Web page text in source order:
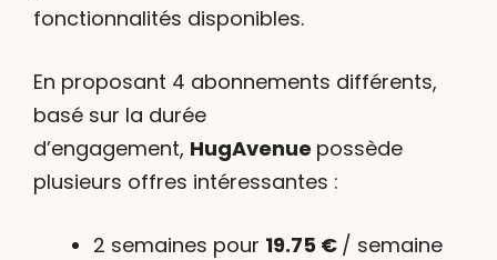
fonctionnalités disponibles.
En proposant 4 abonnements différents,
basé sur la durée
d’engagement, HugAvenue possède
plusieurs offres intéressantes :
2 semaines pour 19.75 € / semaine